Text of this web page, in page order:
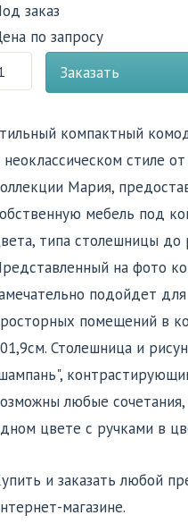
заказ
по запросу
Заказать
компактный
неоклассическом стиле
Мария,
мебель под
типа столешницы до
на фото
подойдет
помещений в
Столешница и
любые
цвете с ручками в
и заказать любой
магазине.